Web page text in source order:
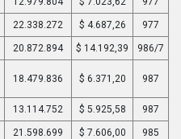
22.338.272 $ 4.687,26 977
20.872.894 $ 14.192,39 986/7
18.479.836 $ 6.371,20 987
13.114.752 $ 5.925,58 987
21.598.699 $ 7.606,00 985